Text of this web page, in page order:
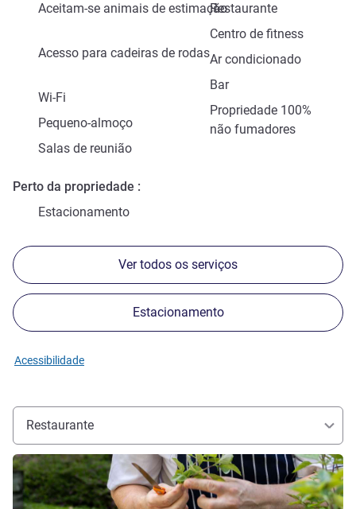
Aceitam-se animais de estimaçãoRestaurante
Acesso para cadeiras de rodas
Centro de fitness
Wi-Fi
Ar condicionado
Pequeno-almoço
Bar
Salas de reunião
Propriedade 100%
não fumadores
Perto da propriedade
Estacionamento
Ver todos os serviços
Estacionamento
Acessibilidade
Restaurante
Ver detalhes